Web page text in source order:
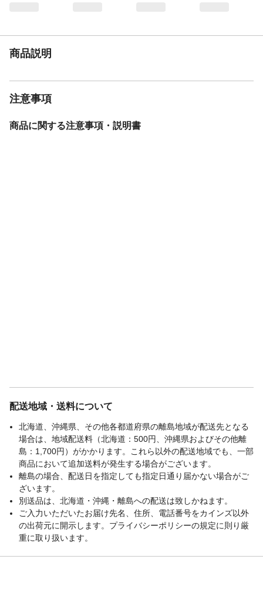
商品説明
注意事項
商品に関する注意事項・説明書
配送地域・送料について
北海道、沖縄県、その他各都道府県の離島地域が配送先となる
場合は、地域配送料（北海道：500円、沖縄県およびその他離
島：1,700円）がかかります。これら以外の配送地域でも、一部
商品において追加送料が発生する場合がございます。
離島の場合、配送日を指定しても指定日通り届かない場合がご
ざいます。
別送品は、北海道・沖縄・離島への配送は致しかねます。
ご入力いただいたお届け先名、住所、電話番号をカインズ以外
の出荷元に開示します。プライバシーポリシーの規定に則り厳
重に取り扱います。